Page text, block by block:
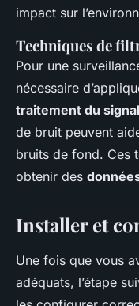
impact sur
Techniques de
Pour une
nécessaire
traitement du signal
de bruit peuvent
bruits de fond. Ces
obtenir des
Installer et
Une fois que vous
adéquats, l’étape